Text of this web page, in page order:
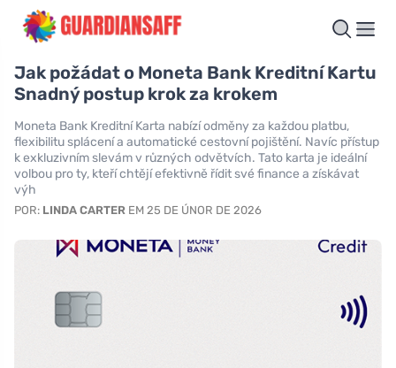
Jak požádat o Moneta Bank Kreditní Kartu
Snadný postup krok za krokem
Moneta Bank Kreditní Karta nabízí odměny za každou platbu,
flexibilitu splácení a automatické cestovní pojištění. Navíc přístup
k exkluzivním slevám v různých odvětvích. Tato karta je ideální
volbou pro ty, kteří chtějí efektivně řídit své finance a získávat
výh
POR: LINDA CARTER EM 25 DE ÚNOR DE 2026